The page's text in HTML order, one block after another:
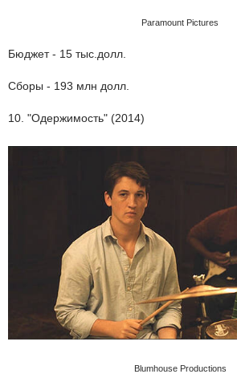
Paramount Pictures
Бюджет - 15 тыс.долл.
Сборы - 193 млн долл.
10. "Одержимость" (2014)
Blumhouse Productions